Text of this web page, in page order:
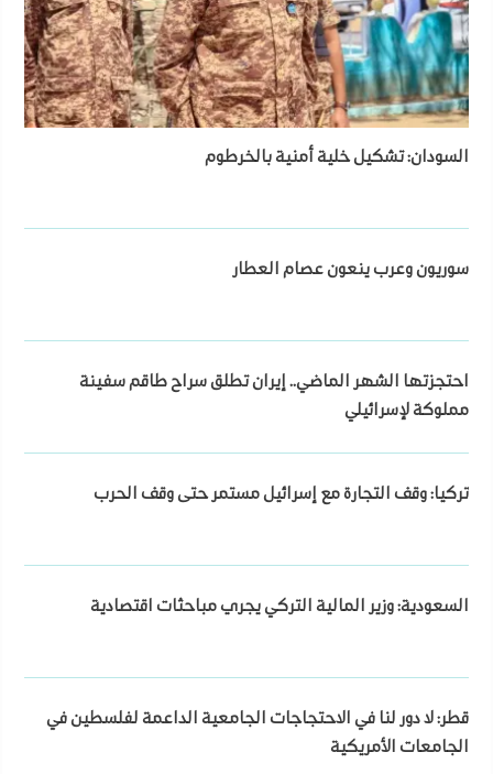
السودان: تشكيل خلية أمنية بالخرطوم
سوريون وعرب ينعون عصام العطار
احتجزتها الشهر الماضي.. إيران تطلق سراح طاقم سفينة
مملوكة لإسرائيلي
تركيا: وقف التجارة مع إسرائيل مستمر حتى وقف الحرب
السعودية: وزير المالية التركي يجري مباحثات اقتصادية
قطر: لا دور لنا في الاحتجاجات الجامعية الداعمة لفلسطين في
الجامعات الأمريكية